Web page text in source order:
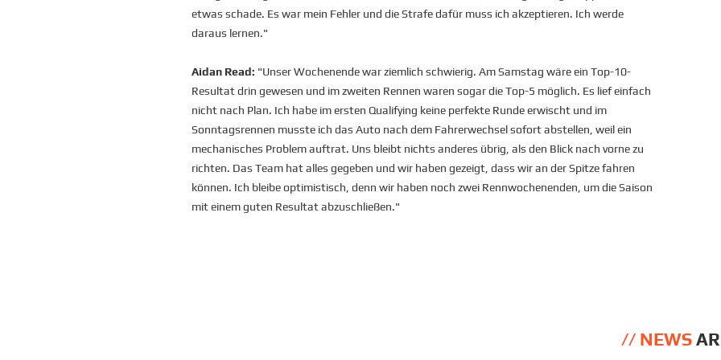
etwas schade. Es war mein Fehler und die Strafe dafür muss ich akzeptieren. Ich werde
daraus lernen."
Aidan Read: "Unser Wochenende war ziemlich schwierig. Am Samstag wäre ein Top-10-
Resultat drin gewesen und im zweiten Rennen waren sogar die Top-5 möglich. Es lief einfach
nicht nach Plan. Ich habe im ersten Qualifying keine perfekte Runde erwischt und im
Sonntagsrennen musste ich das Auto nach dem Fahrerwechsel sofort abstellen, weil ein
mechanisches Problem auftrat. Uns bleibt nichts anderes übrig, als den Blick nach vorne zu
richten. Das Team hat alles gegeben und wir haben gezeigt, dass wir an der Spitze fahren
können. Ich bleibe optimistisch, denn wir haben noch zwei Rennwochenenden, um die Saison
mit einem guten Resultat abzuschließen."
NEWS